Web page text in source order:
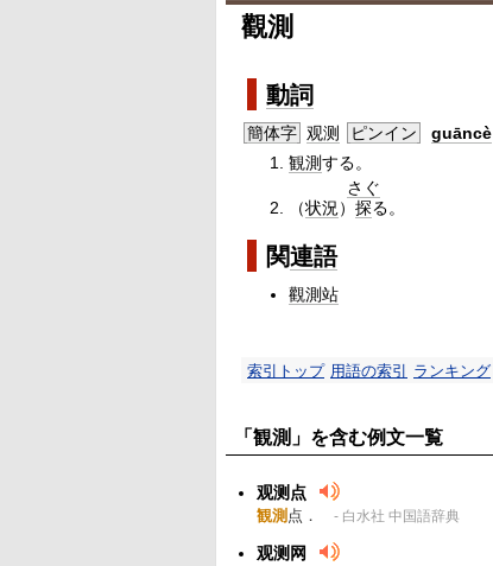
觀測
動詞
簡体字 观测 ピンイン guāncè
観測する。
（状況 ） 探
さぐ
る。
関連語
觀測站
索引トップ 用語の索引 ランキング
「観測」を含む例文一覧
观测点
観測 点． - 白水社 中国語辞典
观测网